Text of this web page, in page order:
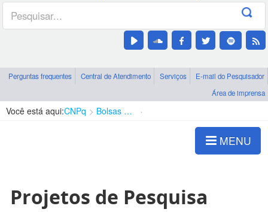
Canais
Perguntas frequentes Central de Atendimento Serviços
E-mail do Pesquisador
Área de imprensa
Você está aqui:CNPq Bolsas e Auxílios Vigentes
MENU
Projetos de Pesquisa